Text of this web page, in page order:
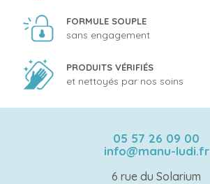
FORMULE SOUPLE
sans engagement
PRODUITS VÉRIFIÉS
et nettoyés par nos soins
05 57 26 09 00
info@manu-ludi.fr
6 rue du Solarium